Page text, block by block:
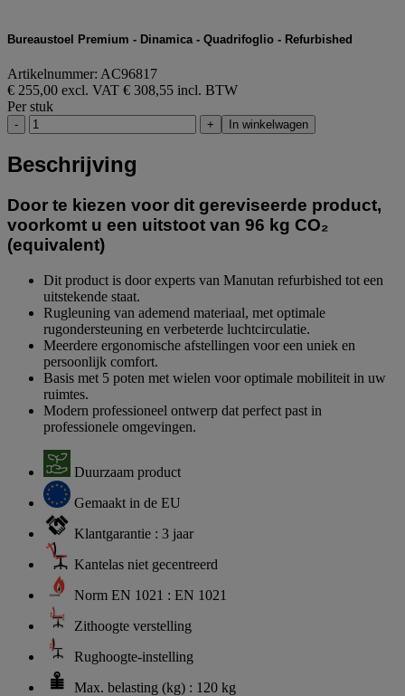
Bureaustoel Premium - Dinamica - Quadrifoglio - Refurbished
Artikelnummer: AC96817
€ 255,00 excl. VAT € 308,55 incl. BTW
Per stuk
- + In winkelwagen
Beschrijving
Door te kiezen voor dit gereviseerde product,
voorkomt u een uitstoot van 96 kg CO₂
(equivalent)
Dit product is door experts van Manutan refurbished tot een
uitstekende staat.
Rugleuning van ademend materiaal, met optimale
rugondersteuning en verbeterde luchtcirculatie.
Meerdere ergonomische afstellingen voor een uniek en
persoonlijk comfort.
Basis met 5 poten met wielen voor optimale mobiliteit in uw
ruimtes.
Modern professioneel ontwerp dat perfect past in
professionele omgevingen.
Duurzaam product
Gemaakt in de EU
Klantgarantie : 3 jaar
Kantelas niet gecentreerd
Norm EN 1021 : EN 1021
Zithoogte verstelling
Rughoogte-instelling
Max. belasting (kg) : 120 kg